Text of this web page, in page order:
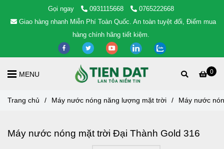
Gọi ngay 0931115668
0765222668
Giao hàng nhanh Miễn Phí Toàn Quốc. An toàn tuyệt đối, Điểm mua
hàng chính hãng tiết kiệm.
0
MENU
Trang chủ / Máy nước nóng năng lượng mặt trời / Máy nước
Máy nước nóng mặt trời Đại Thành Gold 316